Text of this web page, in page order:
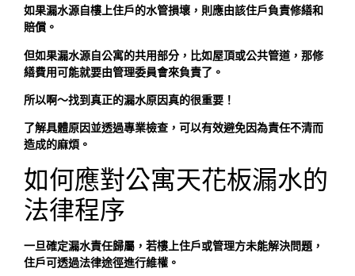
如果漏水源自樓上住戶的水管損壞，則應由該住戶負責修繕和
賠償。
但如果漏水源自公寓的共用部分，比如屋頂或公共管道，那修
繕費用可能就要由管理委員會來負責了。
所以啊～找到真正的漏水原因真的很重要！
了解具體原因並透過專業檢查，可以有效避免因為責任不清而
造成的麻煩。
如何應對公寓天花板漏水的
法律程序
一旦確定漏水責任歸屬，若樓上住戶或管理方未能解決問題，
住戶可透過法律途徑進行維權。